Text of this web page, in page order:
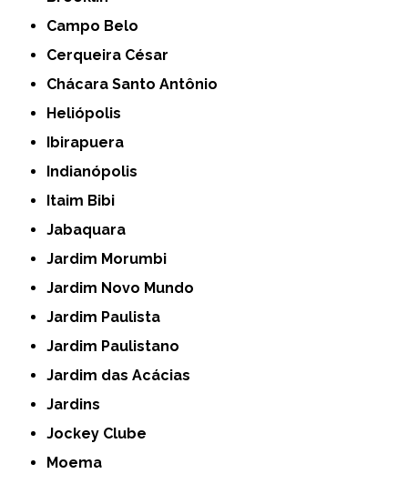
Campo Belo
Cerqueira César
Chácara Santo Antônio
Heliópolis
Ibirapuera
Indianópolis
Itaim Bibi
Jabaquara
Jardim Morumbi
Jardim Novo Mundo
Jardim Paulista
Jardim Paulistano
Jardim das Acácias
Jardins
Jockey Clube
Moema